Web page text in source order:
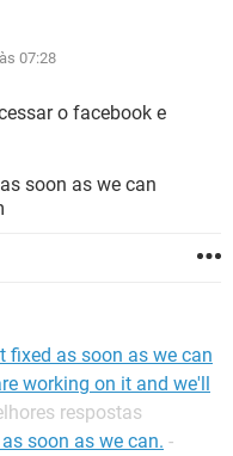
07:28
o facebook e
soon as we can
fixed as soon as we can
working on it and we'll
respostas
soon as we can. -